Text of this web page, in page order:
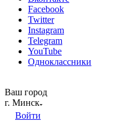
Facebook
Twitter
Instagram
Telegram
YouTube
Одноклассники
Ваш город
г. Минск
Войти